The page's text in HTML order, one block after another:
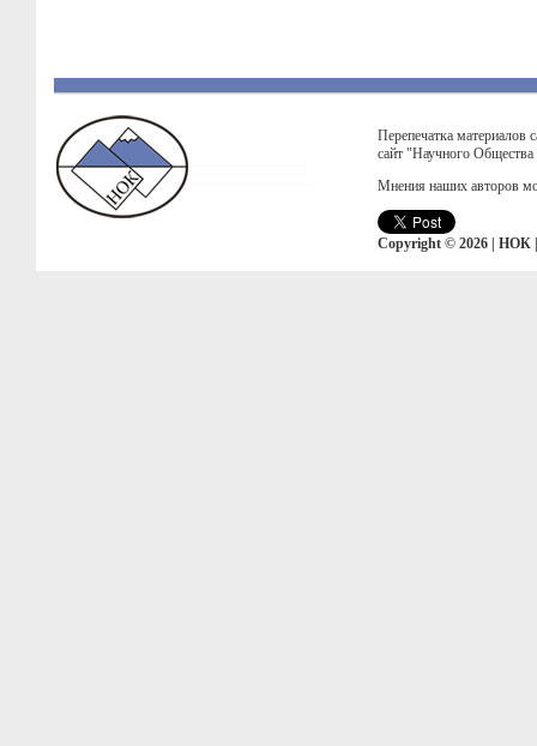
Перепечатка материалов
сайт "Научного
Мнения наших авторов
Copyright © 2026 | НОК